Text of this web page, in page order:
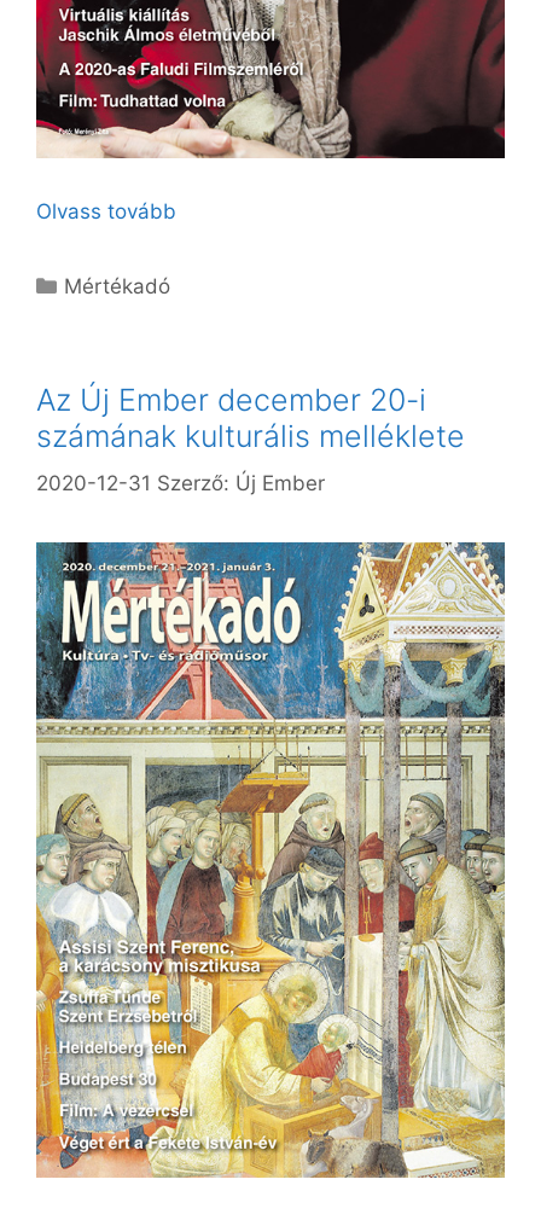
Olvass tovább
Kategória
Mértékadó
Az Új Ember december 20-i
számának kulturális melléklete
2020-12-31 Szerző: Új Ember